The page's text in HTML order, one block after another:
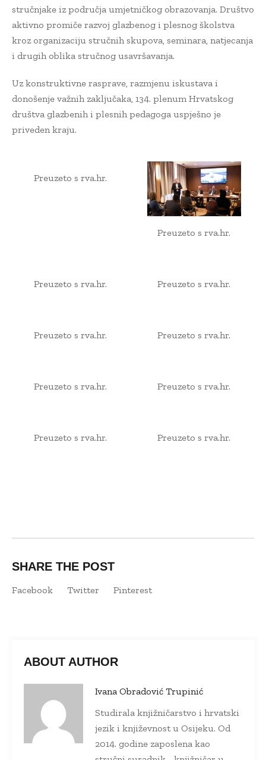
stručnjake iz područja umjetničkog obrazovanja. Društvo
aktivno promiče razvoj glazbenog i plesnog školstva
kroz organizaciju stručnih skupova, seminara, natjecanja
i drugih oblika stručnog usavršavanja.
Uz konstruktivne rasprave, razmjenu iskustava i
donošenje važnih zaključaka, 134. plenum Hrvatskog
društva glazbenih i plesnih pedagoga uspješno je
priveden kraju.
Preuzeto s rva.hr.
Preuzeto s rva.hr.
Preuzeto s rva.hr. Preuzeto s rva.hr.
Preuzeto s rva.hr. Preuzeto s rva.hr.
Preuzeto s rva.hr. Preuzeto s rva.hr.
Preuzeto s rva.hr. Preuzeto s rva.hr.
SHARE THE POST
Facebook Twitter Pinterest
ABOUT AUTHOR
Ivana Obradović Trupinić
Studirala knjižničarstvo i hrvatski
jezik i književnost u Osijeku. Od
2014. godine zaposlena kao